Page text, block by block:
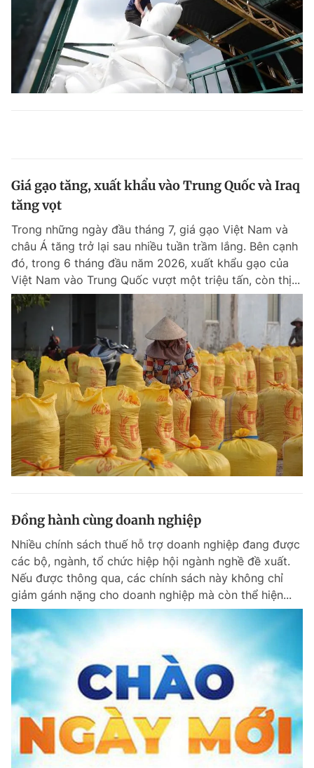
Giá gạo tăng, xuất khẩu vào Trung Quốc và Iraq
tăng vọt
Trong những ngày đầu tháng 7, giá gạo Việt Nam và
châu Á tăng trở lại sau nhiều tuần trầm lắng. Bên cạnh
đó, trong 6 tháng đầu năm 2026, xuất khẩu gạo của
Việt Nam vào Trung Quốc vượt một triệu tấn, còn thị...
Đồng hành cùng doanh nghiệp
Nhiều chính sách thuế hỗ trợ doanh nghiệp đang được
các bộ, ngành, tổ chức hiệp hội ngành nghề đề xuất.
Nếu được thông qua, các chính sách này không chỉ
giảm gánh nặng cho doanh nghiệp mà còn thể hiện...